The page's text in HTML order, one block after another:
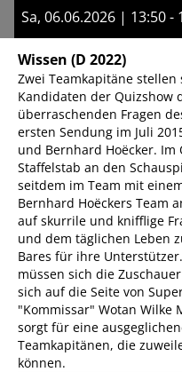
Sa, 06.06.2026 | 13:50 -
Wissen (D 2022)
Zwei Teamkapitäne
Kandidaten der Quizshow
überraschenden Fragen
ersten Sendung im Juli
und Bernhard Hoëcker. Im
Staffelstab an den
seitdem im Team mit
Bernhard Hoëckers Team
auf skurrile und knifflige
und dem täglichen Leben
Bares für ihre
müssen sich die
sich auf die Seite von
"Kommissar" Wotan Wilke
sorgt für eine
Teamkapitänen, die
können.